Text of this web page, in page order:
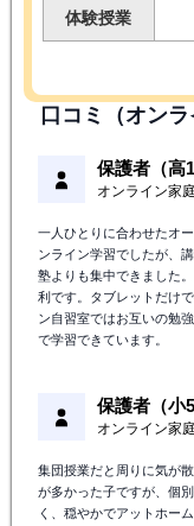
体験授業
口コミ（オン
保護者（高1
オンライン家
一人ひとりに合わせたオ
ンライン学習でしたが、
塾よりも集中できました
利です。タブレットだけ
ン自習室ではお互いの勉
で学習できています。
保護者（小5
オンライン家
集団授業だと周りに気が
が多かった子ですが、個
く、穏やかでアットホー